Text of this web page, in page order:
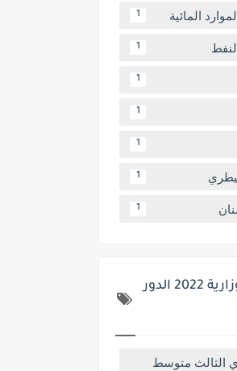
المائية 1
1
1
1
1
1
1
الاسئلة والحلول الوزارية 2022 الدور
الثالث متوسط